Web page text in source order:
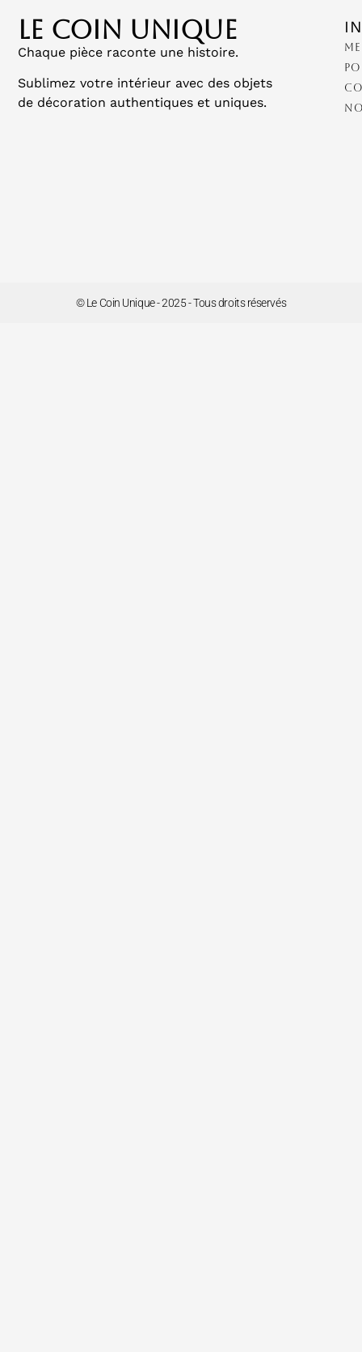
LE COIN UNIQUE
Chaque pièce raconte une histoire.
Sublimez votre intérieur avec des objets
de décoration authentiques et uniques.
© Le Coin Unique - 2025 - Tous droits réservés